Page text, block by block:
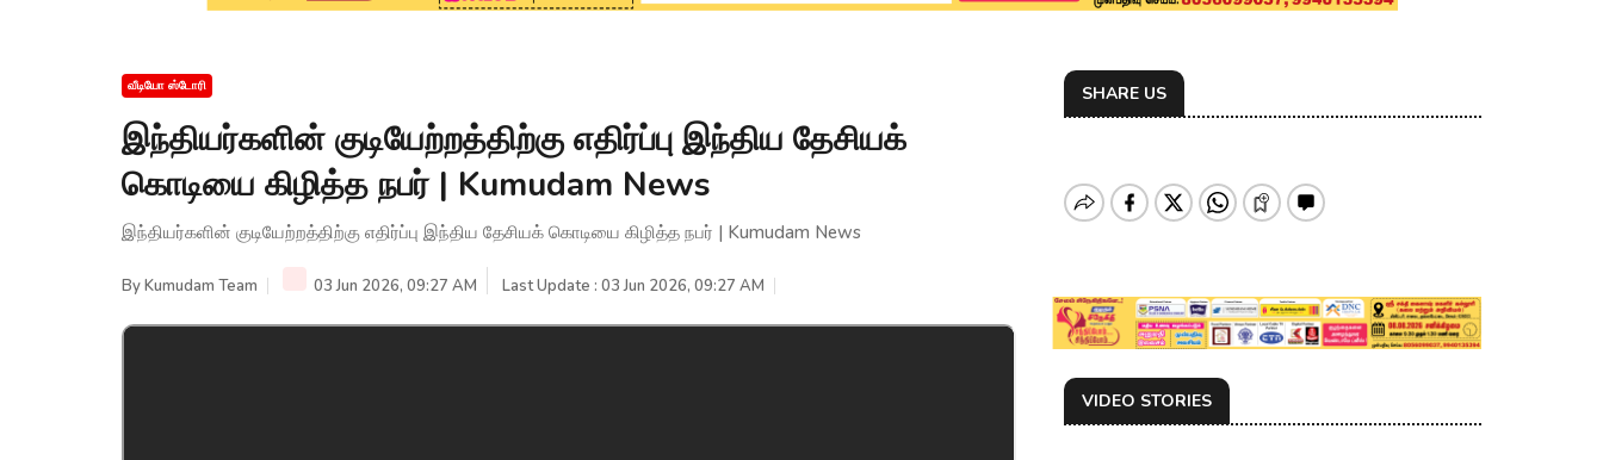
வீடியோ ஸ்டோரி
இந்தியர்களின் குடியேற்றத்திற்கு எதிர்ப்பு இந்திய தேசியக்
கொடியை கிழித்த நபர் | Kumudam News
இந்தியர்களின் குடியேற்றத்திற்கு எதிர்ப்பு இந்திய தேசியக் கொடியை கிழித்த நபர் | Kumudam News
ByKumudam Team 03 Jun 2026, 09:27 AM Last Update : 03 Jun 2026, 09:27 AM
SHARE US
VIDEO STORIES